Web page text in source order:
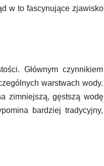
w to fascynujące zjawisko
Głównym czynnikiem
warstwach wody.
zimniejszą, gęstszą wodę
bardziej tradycyjny,